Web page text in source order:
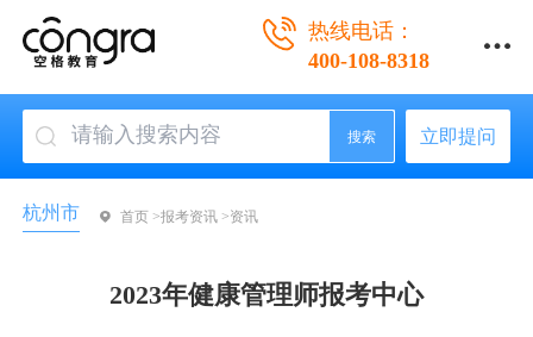
热线电话：
400-108-8318
搜索 立即提问
杭州市 首页 >报考资讯 >资讯
2023年健康管理师报考中心